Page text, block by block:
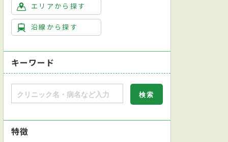
エリアから探す
沿線から探す
キーワード
特徴